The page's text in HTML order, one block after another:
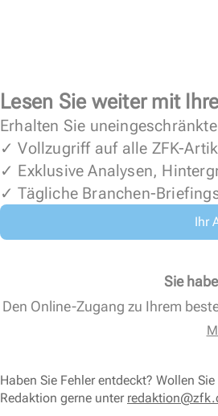
Lesen Sie weiter mit
Erhalten Sie
✓ Vollzugriff auf alle ZFK-
✓ Exklusive Analysen,
✓ Tägliche Branchen-
Ihr
Sie
Den Online-Zugang zu Ihrem
Haben Sie Fehler entdeckt? Wollen
Redaktion gerne unter